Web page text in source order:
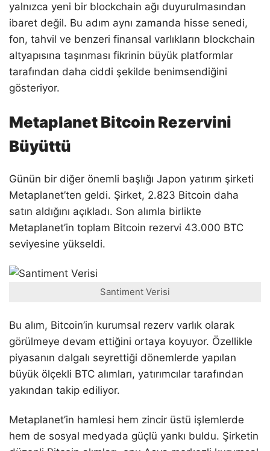
yalnızca yeni bir blockchain ağı duyurulmasından
ibaret değil. Bu adım aynı zamanda hisse senedi,
fon, tahvil ve benzeri finansal varlıkların blockchain
altyapısına taşınması fikrinin büyük platformlar
tarafından daha ciddi şekilde benimsendiğini
gösteriyor.
Metaplanet Bitcoin Rezervini
Büyüttü
Günün bir diğer önemli başlığı Japon yatırım şirketi
Metaplanet’ten geldi. Şirket, 2.823 Bitcoin daha
satın aldığını açıkladı. Son alımla birlikte
Metaplanet’in toplam Bitcoin rezervi 43.000 BTC
seviyesine yükseldi.
Santiment Verisi
Bu alım, Bitcoin’in kurumsal rezerv varlık olarak
görülmeye devam ettiğini ortaya koyuyor. Özellikle
piyasanın dalgalı seyrettiği dönemlerde yapılan
büyük ölçekli BTC alımları, yatırımcılar tarafından
yakından takip ediliyor.
Metaplanet’in hamlesi hem zincir üstü işlemlerde
hem de sosyal medyada güçlü yankı buldu. Şirketin